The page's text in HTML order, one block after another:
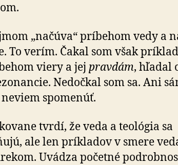
„načúva“ príbehom vedy a
To verím. Čakal som však
viery a jej pravdám, hľadal
Nedočkal som sa. Ani
spomenúť.
tvrdí, že veda a teológia sa
ale len príkladov v smere
Uvádza početné